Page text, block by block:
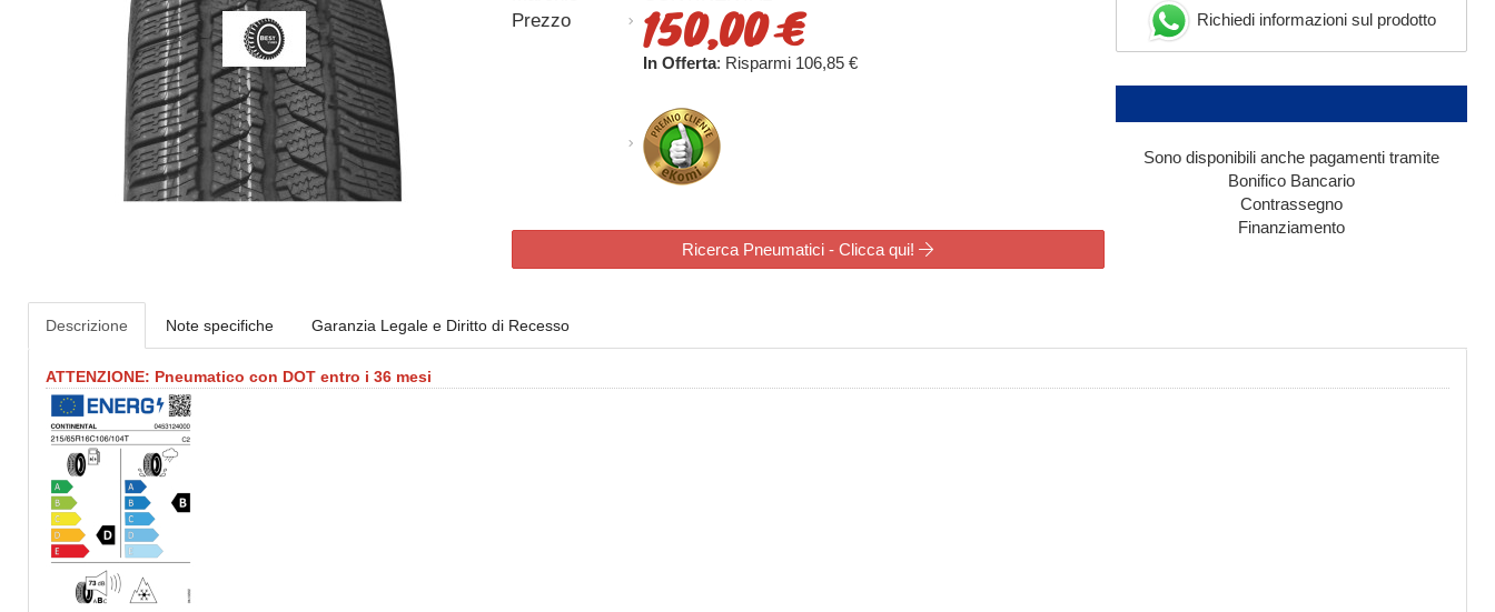
Prezzo
150,00 €
In Offerta: Risparmi 106,85 €
Ricerca Pneumatici - Clicca qui!
Richiedi informazioni sul prodotto
Sono disponibili anche pagamenti tramite
Bonifico Bancario
Contrassegno
Finanziamento
Descrizione Note specifiche Garanzia Legale e Diritto di Recesso
ATTENZIONE: Pneumatico con DOT entro i 36 mesi